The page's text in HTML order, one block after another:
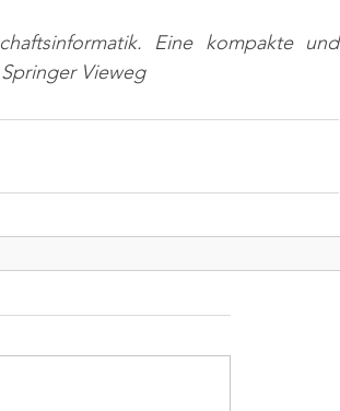
Eine kompakte und
Vieweg